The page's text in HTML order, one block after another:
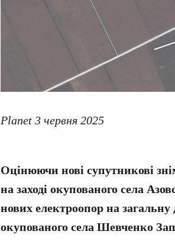
Planet 3 червня 2025
Оцінюючи нові супутникові
на заході окупованого села
нових електроопор на загальну
окупованого села Шевченко